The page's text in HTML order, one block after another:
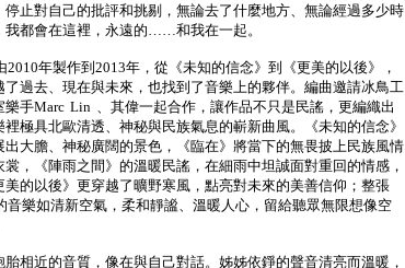
停止對自己的批評和挑剔，無論去了什麼地方、無論經過多少時
我都會在這裡，永遠的……和我在一起。
2010年製作到2013年，從《未知的信念》到《更美的以後》，
了過去、現在與未來，也找到了音樂上的夥伴。編曲邀請冰鳥工
樂手Marc Lin 、其偉一起合作，讓作品不只是民謠，更編織出
裡極具北歐清透、神秘與民族氣息的嶄新曲風。《未知的信念》
出大膽、神秘廣闊的景色，《臨在》將當下的無畏披上民族風情
裳，《陣雨之間》的溫暖民謠，在細雨中坦誠面對重回的情感，
美的以後》更穿越了曠野寒風，點亮對未來的美善信仰；整張
音樂如清新空氣，柔和靜謐、溫暖人心，留給聽眾無限想像空
胎相近的音質，像在與自己對話。姊姊依錚的聲音清亮而溫暖，